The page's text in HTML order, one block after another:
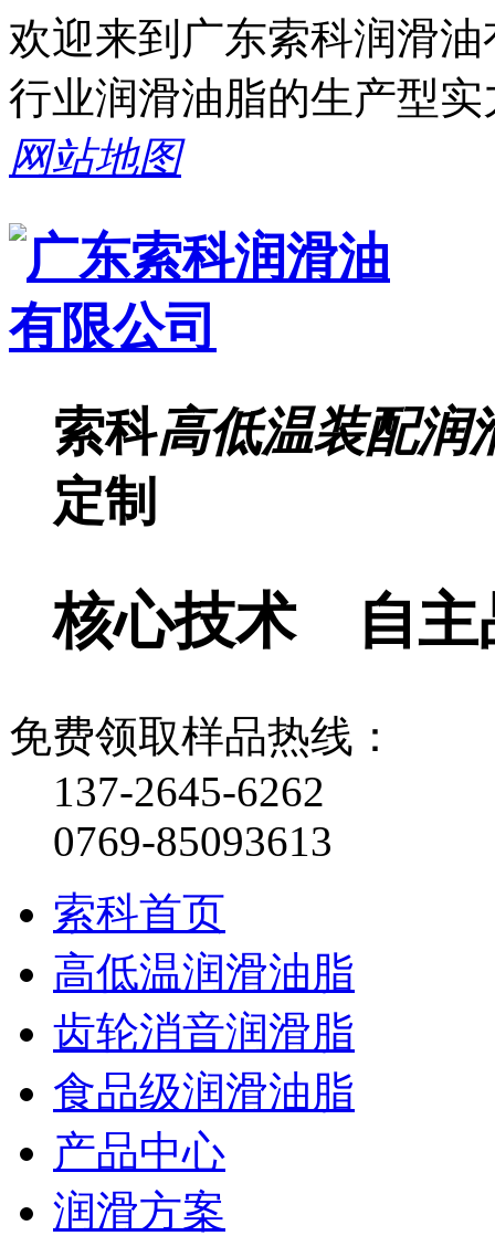
欢迎来到广东索科润滑
行业润滑油脂的生产型
网站地图
索科高低温装配润
定制
核心技术 自
免费领取样品热线：
137-2645-6262
0769-85093613
索科首页
高低温润滑油脂
齿轮消音润滑脂
食品级润滑油脂
产品中心
润滑方案